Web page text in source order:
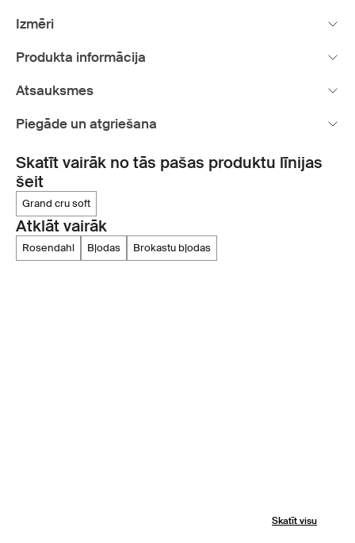
Izmēri
Produkta informācija
Atsauksmes
Piegāde un atgriešana
Skatīt vairāk no tās pašas produktu līnijas
šeit
grand cru soft
Atklāt vairāk
rosendahl bļodas brokastu bļodas
Skatīt visu